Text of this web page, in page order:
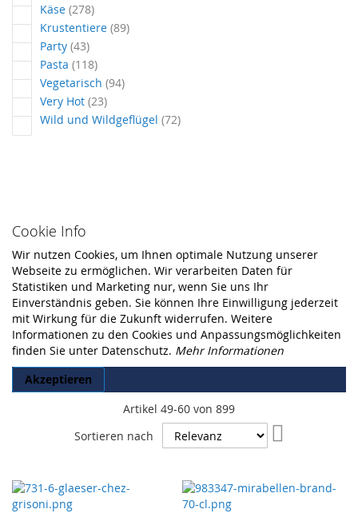
Cookie Info
Wir nutzen Cookies, um Ihnen optimale Nutzung unserer
Webseite zu ermöglichen. Wir verarbeiten Daten für
Statistiken und Marketing nur, wenn Sie uns Ihr
Einverständnis geben. Sie können Ihre Einwilligung jederzeit
mit Wirkung für die Zukunft widerrufen. Weitere
Informationen zu den Cookies und Anpassungsmöglichkeiten
finden Sie unter Datenschutz. Mehr Informationen
Akzeptieren
Artikel 49-60 von 899
Sortieren nach
Käse 278Artikel
Krustentiere 89Artikel
Party 43Artikel
Pasta 118Artikel
Vegetarisch 94Artikel
Very Hot 23Artikel
Wild und Wildgeflügel 72Artikel